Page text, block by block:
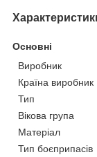
Основні
Виробник
Країна виробник
Тип
Вікова група
Матеріал
Тип боєприпасів